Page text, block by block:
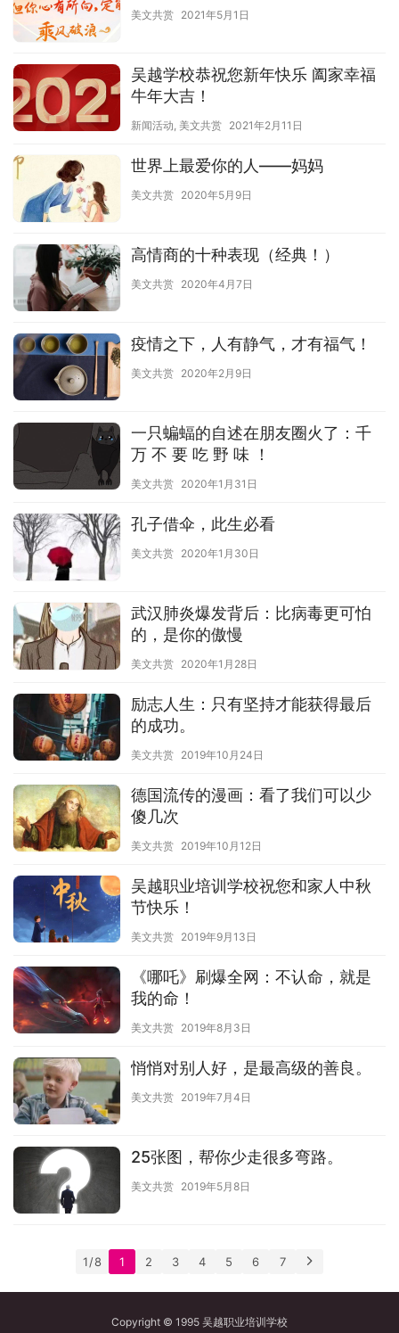
美文共赏 2021年5月1日
吴越学校恭祝您新年快乐 阖家幸福
牛年大吉！
新闻活动 美文共赏 2021年2月11日
世界上最爱你的人——妈妈
美文共赏 2020年5月9日
高情商的十种表现（经典！）
美文共赏 2020年4月7日
疫情之下，人有静气，才有福气！
美文共赏 2020年2月9日
一只蝙蝠的自述在朋友圈火了：千
万 不 要 吃 野 味 ！
美文共赏 2020年1月31日
孔子借伞，此生必看
美文共赏 2020年1月30日
武汉肺炎爆发背后：比病毒更可怕
的，是你的傲慢
美文共赏 2020年1月28日
励志人生：只有坚持才能获得最后
的成功。
美文共赏 2019年10月24日
德国流传的漫画：看了我们可以少
傻几次
美文共赏 2019年10月12日
吴越职业培训学校祝您和家人中秋
节快乐​！​
美文共赏 2019年9月13日
《哪吒》刷爆全网：不认命，就是
我的命！
美文共赏 2019年8月3日
悄悄对别人好，是最高级的善良。
美文共赏 2019年7月4日
25张图，帮你少走很多弯路。
美文共赏 2019年5月8日
1 / 8 1 2 3 4 5 6 7
Copyright © 1995 吴越职业培训学校